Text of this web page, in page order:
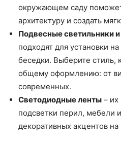
окружающем саду
архитектуру и создать
Подвесные светильники
подходят для установки
беседки. Выберите стиль,
общему оформлению: от
современных.
Светодиодные ленты – их
подсветки перил, мебели
декоративных акцентов на